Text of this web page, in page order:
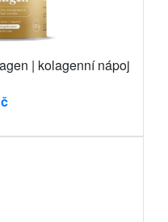
| kolagenní nápoj